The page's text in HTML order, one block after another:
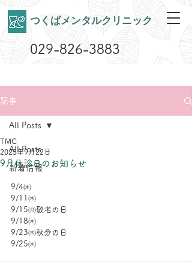
​つくばメンタルクリニック
029-826-3883
記事
All Posts
新着情報
All Posts
9月休診日のお知らせ
TMC
2025年9月22日
9/4㈭
9/11㈭
9/15㈪敬老の日
9/18㈭
9/23㈭秋分の日
9/25㈭